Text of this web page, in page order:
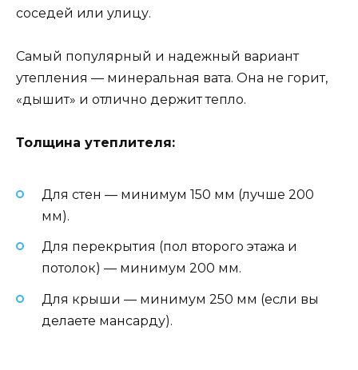
соседей или улицу.
Самый популярный и надежный вариант
утепления — минеральная вата. Она не горит,
«дышит» и отлично держит тепло.
Толщина утеплителя:
Для стен — минимум 150 мм (лучше 200
мм).
Для перекрытия (пол второго этажа и
потолок) — минимум 200 мм.
Для крыши — минимум 250 мм (если вы
делаете мансарду).